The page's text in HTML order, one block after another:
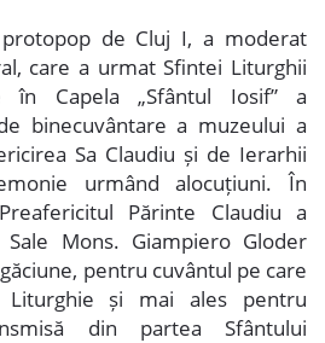
de Cluj I, a moderat
care a urmat Sfintei Liturghii
în Capela „Sfântul Iosif” a
binecuvântare a muzeului a
Sa Claudiu și de Ierarhii
urmând alocuțiuni. În
Părinte Claudiu a
Mons. Giampiero Gloder
pentru cuvântul pe care
și mai ales pentru
din partea Sfântului